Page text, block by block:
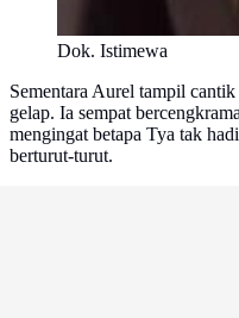
Dok. Istimewa
Sementara Aurel tampil
gelap. Ia sempat
mengingat betapa Tya tak
berturut-turut.